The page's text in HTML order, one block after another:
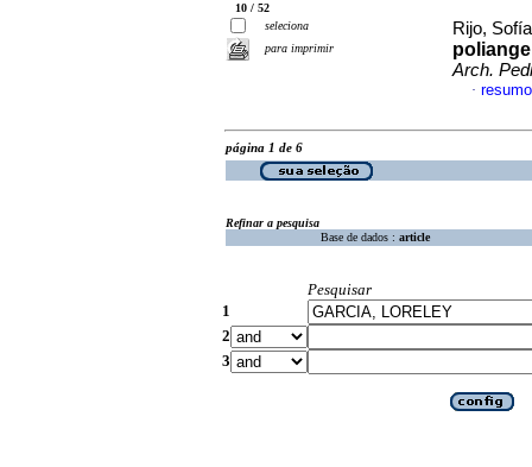
10 / 52
seleciona
para imprimir
Rijo,
Arch.
·
página 1 de 6
Refinar a pesquisa
Base de dados : article
Pesquisar
1
2
3